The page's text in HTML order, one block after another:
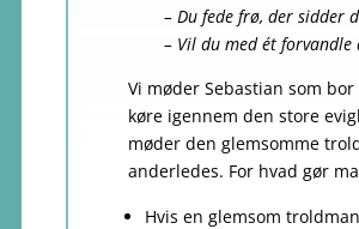
– Du fede frø, der sidder
– Vil du med ét
Vi møder Sebastian som
køre igennem den store
møder den glemsomme
anderledes. For hvad gør
Hvis en glemsom